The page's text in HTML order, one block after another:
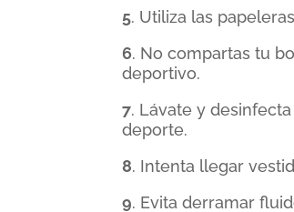
5. Utiliza las
6. No compartas tu
deportivo.
7. Lávate y
deporte.
8. Intenta llegar
9. Evita derramar